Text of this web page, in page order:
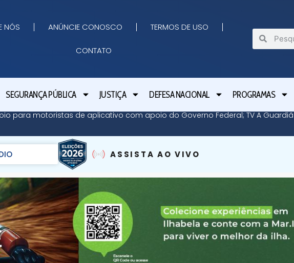
NÓS ANÚNCIE CONOSCO TERMOS DE USO
CONTATO
SEGURANÇA PÚBLICA JUSTIÇA DEFESA NACIONAL PROGRAMAS
para motoristas de aplicativo com apoio do Governo Federal; TV A Guardiã
ASSISTA AO VIVO